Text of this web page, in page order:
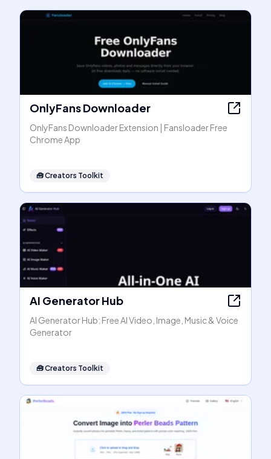
OnlyFans Downloader
OnlyFans Downloader Extension | Fansloader Free
Chrome App
🧰Creators Toolkit
AI Generator Hub
AI Generator Hub: Free AI Video, Image, Music & Voice
Generator
🧰Creators Toolkit